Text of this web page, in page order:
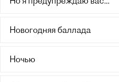
Новогодняя баллада
Ночью